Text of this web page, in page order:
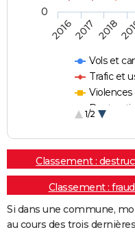
Vols et
Trafic et
1/2
20162017 2018
0
Classement :
Classement :
Si dans une commune,
au cours des trois